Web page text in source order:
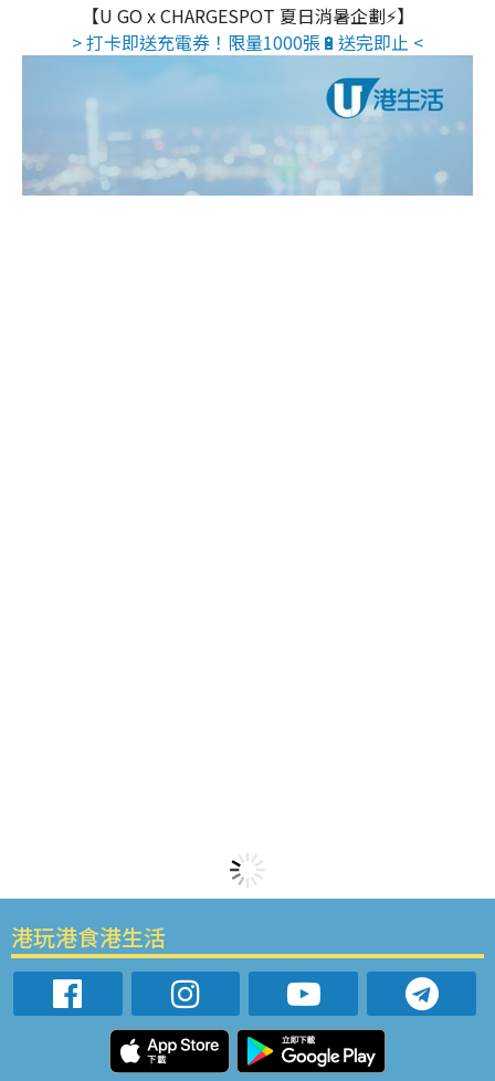
【U GO x CHARGESPOT 夏日消暑企劃⚡】
> 打卡即送充電券！限量1000張🔋送完即止 <
港玩港食港生活